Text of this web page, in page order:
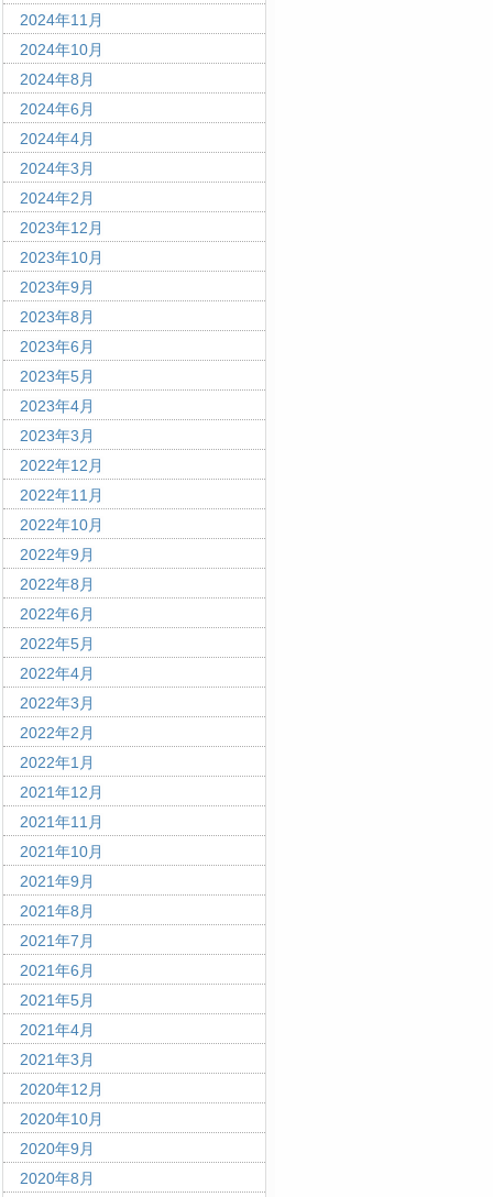
2024年11月
2024年10月
2024年8月
2024年6月
2024年4月
2024年3月
2024年2月
2023年12月
2023年10月
2023年9月
2023年8月
2023年6月
2023年5月
2023年4月
2023年3月
2022年12月
2022年11月
2022年10月
2022年9月
2022年8月
2022年6月
2022年5月
2022年4月
2022年3月
2022年2月
2022年1月
2021年12月
2021年11月
2021年10月
2021年9月
2021年8月
2021年7月
2021年6月
2021年5月
2021年4月
2021年3月
2020年12月
2020年10月
2020年9月
2020年8月